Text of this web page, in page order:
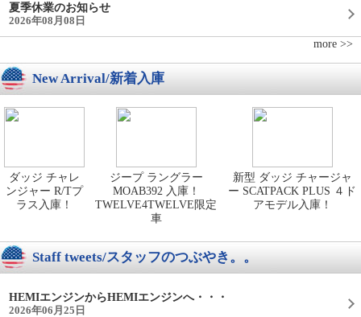
夏季休業のお知らせ
2026年08月08日
more >>
New Arrival/新着入庫
ダッジ チャレ
ンジャー R/Tプ
ラス入庫！
ジープ ラングラー
MOAB392 入庫！
TWELVE4TWELVE限定
車
新型 ダッジ チャージャ
ー SCATPACK PLUS ４ド
アモデル入庫！
Staff tweets/スタッフのつぶやき。。
HEMIエンジンからHEMIエンジンへ・・・
2026年06月25日